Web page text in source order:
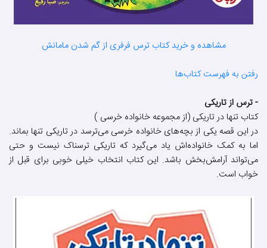
مشاهده و خرید کتاب ترس فرفری از گم شدن مامانش
رفتن به فهرست کتاب‌ها
- ترس از تاریکی
کتاب تنها در تاریکی (از مجموعه خانواده خرسی )
در این قصه یکی از بچه‌های خانواده خرسی می‌ترسد در تاریکی تنها بماند.
اما به کمک خانواده‌اش یاد می‌گیرد که تاریکی ترسناک نیست و حتی
می‌تواند آرامش‌بخش باشد. این کتاب انتخاب خیلی خوبی برای قبل از
خواب است.